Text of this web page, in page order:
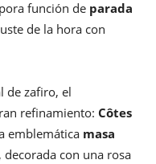
función de parada
de la hora con
de zafiro, el
refinamiento: Côtes
emblemática masa
, decorada con una rosa